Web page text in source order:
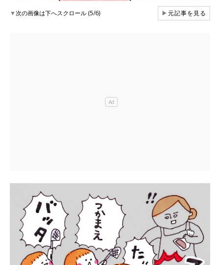
▼次の画像は下へスクロール (5/6) ▶元記事を見る